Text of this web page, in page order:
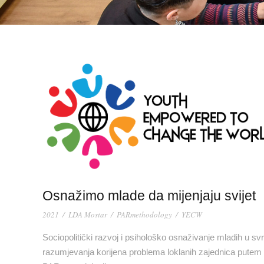
Osnažimo mlade da mijenjaju svijet
2021 / LDA Mostar / PARmethodology / YECW
Sociopolitički razvoj i psihološko osnaživanje mladih u
razumjevanja korijena problema loklanih zajednica putem